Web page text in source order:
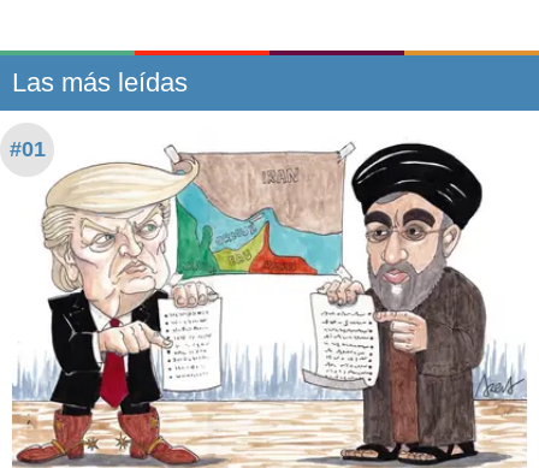
Las más leídas
#01